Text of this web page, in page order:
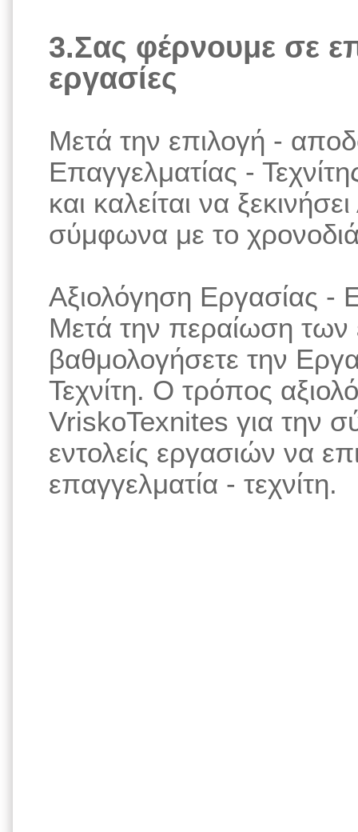
3.Σας φέρνουμε σε
εργασίες
Μετά την επιλογή -
Επαγγελματίας -
και καλείται να
σύμφωνα με το
Αξιολόγηση Εργασίας -
Μετά την περαίωση των
βαθμολογήσετε την
Τεχνίτη. Ο τρόπος
VriskoTexnites για την
εντολείς εργασιών να
επαγγελματία - τεχνίτη.